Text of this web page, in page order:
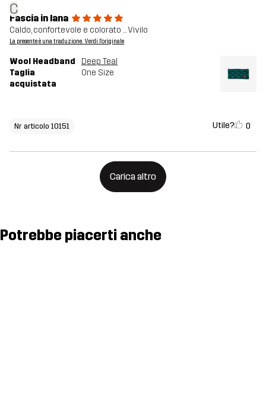
C
Fascia in lana
Caldo, confortevole e colorato ... Vivilo
La presente è una traduzione. Verdi l'originale
Wool Headband
Deep Teal
Taglia
acquistata
One Size
Nr articolo 10151 Utile? 0
Carica altro
Potrebbe piacerti anche